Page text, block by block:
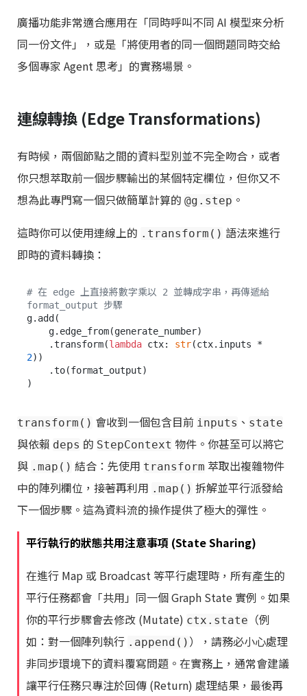
廣播功能非常適合應用在「同時呼叫不同 AI 模型來分析
同一份文件」，或是「將使用者的同一個問題同時交給
多個專家 Agent 思考」的實務場景。
連線轉換 (Edge Transformations)
有時候，兩個節點之間的資料型別並不完全吻合，或者
你只想萃取前一個步驟輸出的某個特定欄位，但你又不
想為此專門寫一個只做簡單計算的 @g.step 。
這時你可以使用連線上的 .transform() 語法來進行
即時的資料轉換：
# 在 edge 上直接將數字乘以 2 並轉成字串，再傳遞給
format_output 步驟
g.add(
    .transform(
lambda ctx: str
2))
transform() 會收到一個包含目前 inputs 、 state
與依賴 deps 的 StepContext 物件。你甚至可以將它
與 .map() 結合：先使用 transform 萃取出複雜物件
中的陣列欄位，接著再利用 .map() 拆解並平行派發給
下一個步驟。這為資料流的操作提供了極大的彈性。
平行執行的狀態共用注意事項 (State Sharing)
在進行 Map 或 Broadcast 等平行處理時，所有產生的
平行任務都會「共用」同一個 Graph State 實例。如果
你的平行步驟會去修改 (Mutate) ctx.state
（例
如：對一個陣列執行 .append() ），請務必小心處理
非同步環境下的資料覆寫問題。在實務上，通常會建議
讓平行任務只專注於回傳 (Return) 處理結果，最後再